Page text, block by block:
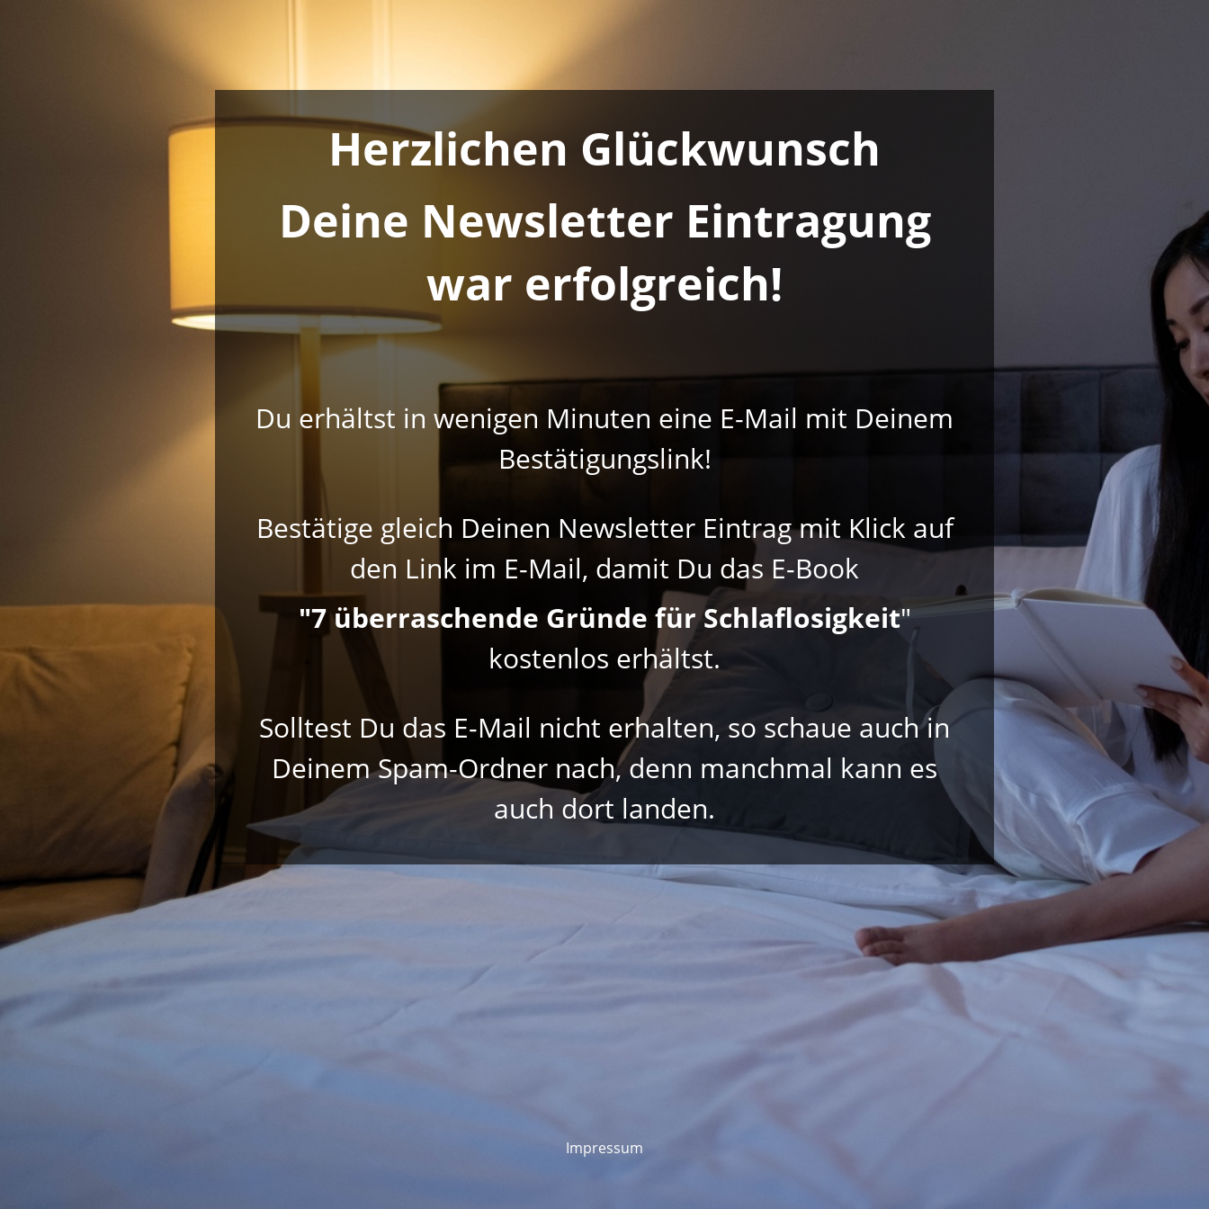
Herzlichen Glückwunsch
Deine Newsletter Eintragung
war erfolgreich!
Du erhältst in wenigen Minuten eine E-Mail mit Deinem
Bestätigungslink!
Bestätige gleich Deinen Newsletter Eintrag mit Klick auf
den Link im E-Mail, damit Du das E-Book
"7 überraschende Gründe für Schlaflosigkeit"
kostenlos erhältst.
Solltest Du das E-Mail nicht erhalten, so schaue auch in
Deinem Spam-Ordner nach, denn manchmal kann es
auch dort landen.
Impressum